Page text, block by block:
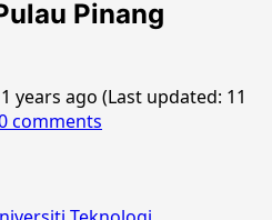
Pinang
years ago (Last updated: 11
comments